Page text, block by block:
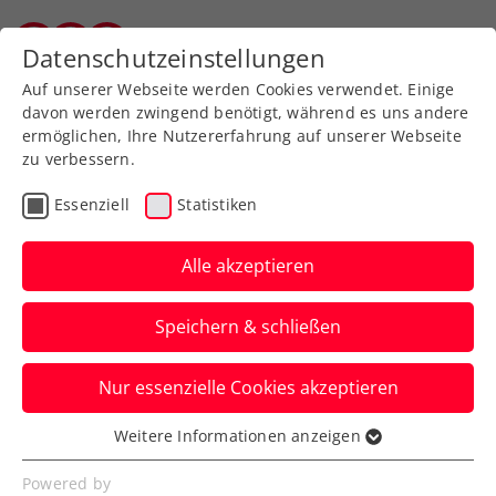
Zurück zur Newsübersicht
Davis Cup
Traumstart in Rot-weiß-
rot: ÖTV-Herren führen
2:0 gegen Finnland
Damit steht Österreich kurz davor, die
erste Hürde auf dem Weg zu den Davis
Cup Finals 2025 zu meistern.
Verfasst von: Manuel Wachta, 31.01.2025
Datenschutzeinstellungen
Auf unserer Webseite werden Cookies verwendet. Einige
davon werden zwingend benötigt, während es uns andere
ermöglichen, Ihre Nutzererfahrung auf unserer Webseite
zu verbessern.
Essenziell Statistiken
Alle akzeptieren
Speichern & schließen
Nur essenzielle Cookies akzeptieren
Essenziell
Essenzielle Cookies werden für grundlegende
Weitere Informationen anzeigen
Powered by